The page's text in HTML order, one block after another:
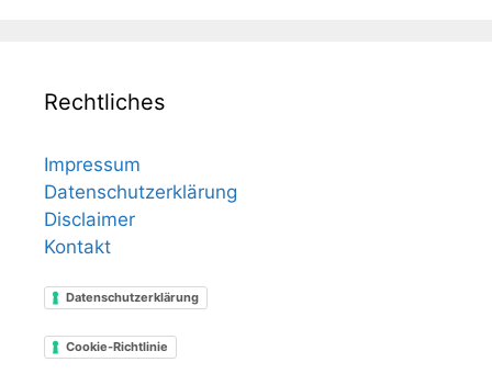
Rechtliches
Impressum
Datenschutzerklärung
Disclaimer
Kontakt
Datenschutzerklärung
Cookie-Richtlinie